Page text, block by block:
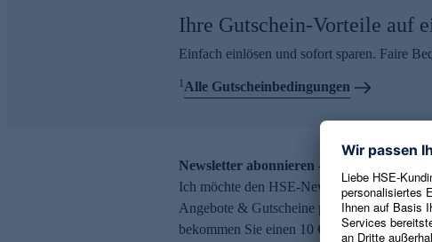
Ihre Gutschein-Vorteile auf
Einfach einlösen und sofort sparen. Faire
1Alle Gutscheinbedingungen
Newsletter abonnieren – 10 € Gutschein
Ich möchte den HSE-Newsletter abonnieren
Angebote & Gutscheine per E-Mail
bekommen Sie einen 10 € Gutschein. Eine